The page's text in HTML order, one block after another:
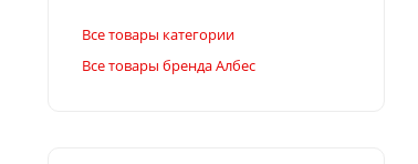
Все товары категории
Все товары бренда Албес